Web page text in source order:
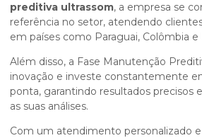
preditiva ultrassom, a empresa se
referência no setor, atendendo
em países como Paraguai, Colômbia e
Além disso, a Fase Manutenção
inovação e investe constantemente
ponta, garantindo resultados precisos
as suas análises.
Com um atendimento personalizado